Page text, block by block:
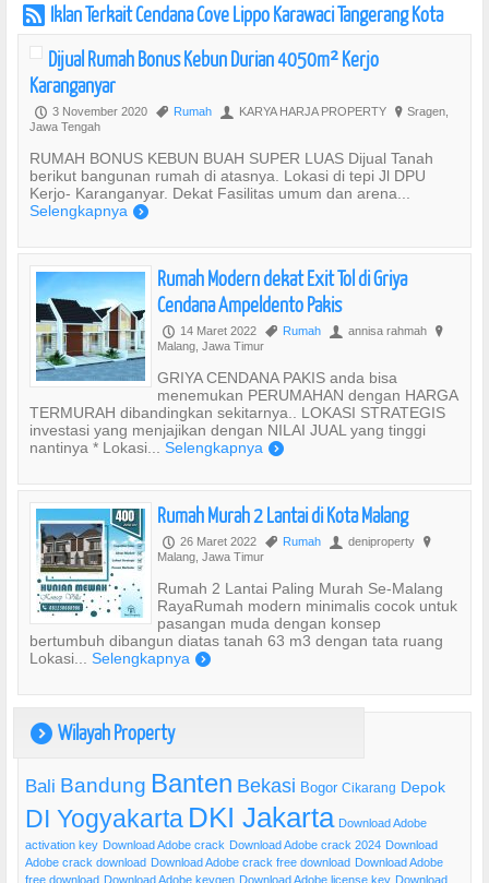
r Iklan Terkait Cendana Cove Lippo Karawaci Tangerang Kota
Dijual Rumah Bonus Kebun Durian 4050m² Kerjo
Karanganyar
P 3 November 2020 , Rumah U KARYA HARJA PROPERTY ? Sragen,
Jawa Tengah
RUMAH BONUS KEBUN BUAH SUPER LUAS Dijual Tanah
berikut bangunan rumah di atasnya. Lokasi di tepi Jl DPU
Kerjo- Karanganyar. Dekat Fasilitas umum dan arena...
Selengkapnya )
Rumah Modern dekat Exit Tol di Griya
Cendana Ampeldento Pakis
P 14 Maret 2022 , Rumah U annisa rahmah ?
Malang, Jawa Timur
GRIYA CENDANA PAKIS anda bisa
menemukan PERUMAHAN dengan HARGA
TERMURAH dibandingkan sekitarnya.. LOKASI STRATEGIS
investasi yang menjajikan dengan NILAI JUAL yang tinggi
nantinya * Lokasi... Selengkapnya )
Rumah Murah 2 Lantai di Kota Malang
P 26 Maret 2022 , Rumah U deniproperty ?
Malang, Jawa Timur
Rumah 2 Lantai Paling Murah Se-Malang
RayaRumah modern minimalis cocok untuk
pasangan muda dengan konsep
bertumbuh dibangun diatas tanah 63 m3 dengan tata ruang
Lokasi... Selengkapnya )
) Wilayah Property
Bali Bandung Banten Bekasi Bogor Cikarang Depok
DI Yogyakarta DKI Jakarta Download Adobe
activation key Download Adobe crack Download Adobe crack 2024 Download
Adobe crack download Download Adobe crack free download Download Adobe
free download Download Adobe keygen Download Adobe license key Download